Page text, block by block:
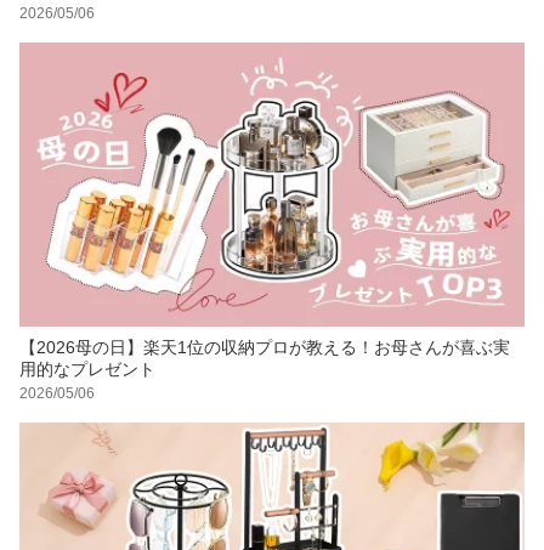
2026/05/06
【2026母の日】楽天1位の収納プロが教える！お母さんが喜ぶ実
用的なプレゼント
2026/05/06